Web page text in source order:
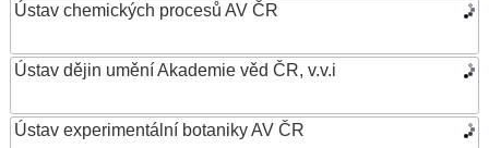
Ústav chemických procesů AV ČR
Ústav dějin umění Akademie věd ČR, v.v.i
Ústav experimentální botaniky AV ČR